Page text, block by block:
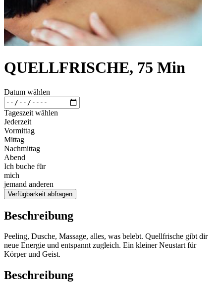
QUELLFRISCHE, 75 Min
Datum wählen
Tageszeit wählen
Jederzeit
Vormittag
Mittag
Nachmittag
Abend
Ich buche für
mich
jemand anderen
Verfügbarkeit abfragen
Beschreibung
Peeling, Dusche, Massage, alles, was belebt. Quellfrische gibt dir
neue Energie und entspannt zugleich. Ein kleiner Neustart für
Körper und Geist.
Beschreibung